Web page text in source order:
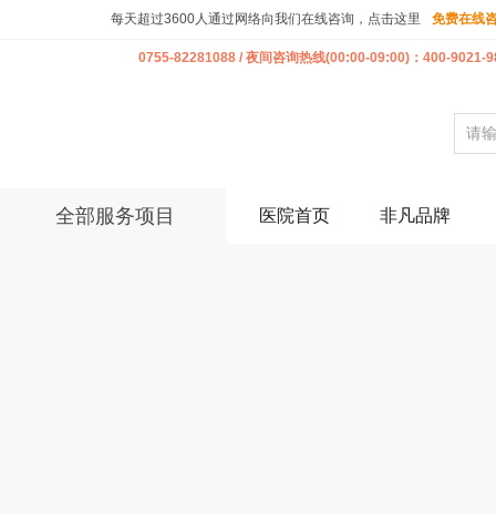
每天超过3600人通过网络向我们在线咨询，点击这里 免费在线
0755-82281088 / 夜间咨询热线(00:00-09:00)：400-9021-
全部服务项目 医院首页 非凡品牌